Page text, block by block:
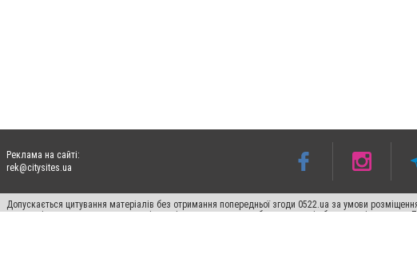
Реклама на сайті:
rek@citysites.ua
Допускається цитування матеріалів без отримання попередньої згоди 0522.ua за умови
систем гіперпосилання на цитовані статті не нижче другого абзацу в тексті або в якості